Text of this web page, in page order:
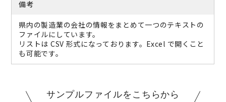
備考
県内の製造業の会社の情報をまとめて一つのテキストの
ファイルにしています。
リストは CSV 形式になっております。Excel で開くこと
も可能です。
サンプルファイルをこちらから